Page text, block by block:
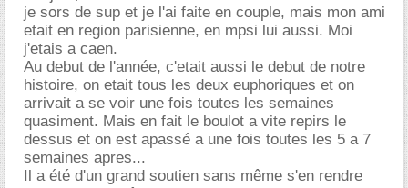
je sors de sup et je l'ai faite en couple, mais mon ami
etait en region parisienne, en mpsi lui aussi. Moi
j'etais a caen.
Au debut de l'année, c'etait aussi le debut de notre
histoire, on etait tous les deux euphoriques et on
arrivait a se voir une fois toutes les semaines
quasiment. Mais en fait le boulot a vite repirs le
dessus et on est apassé a une fois toutes les 5 a 7
semaines apres...
Il a été d'un grand soutien sans même s'en rendre